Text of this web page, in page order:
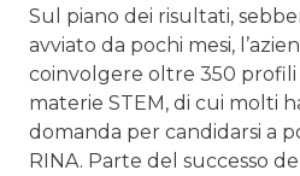
Sul piano dei risultati,
avviato da pochi mesi,
coinvolgere oltre 350
materie STEM, di cui molti
domanda per candidarsi a
RINA. Parte del successo